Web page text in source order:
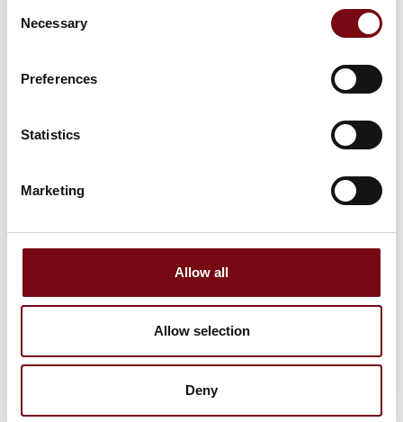
Selection
Necessary
Preferences
Statistics
Marketing
Allow all
Allow selection
Deny
Produktet er tilføjet af:
Virksomheden er vokset med sine kunder, og servicerer nu
leverer med sin høje ekspertise også til specialindustrier.